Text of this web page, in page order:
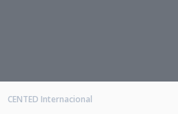
CENTED Internacional